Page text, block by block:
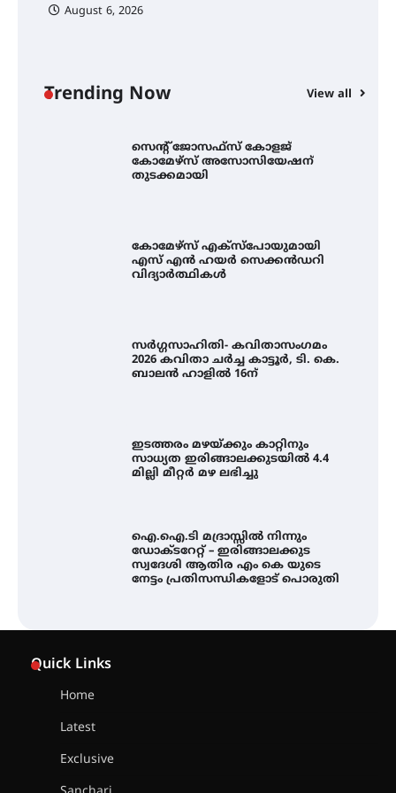
August 6, 2026
Trending Now View all
തുടക്കമായി
കോമേഴ്സ് എക്സ്പോയുമായി
എസ് എൻ ഹയർ സെക്കൻഡറി
വിദ്യാർത്ഥികൾ
സർഗ്ഗസാഹിതി- കവിതാസംഗമം
2026 കവിതാ ചർച്ച കാട്ടൂർ, ടി. കെ.
ബാലൻ ഹാളിൽ 16ന്
ഇടത്തരം മഴയ്ക്കും കാറ്റിനും
സാധ്യത ഇരിങ്ങാലക്കുടയിൽ 4.4
മില്ലി മീറ്റർ മഴ ലഭിച്ചു
ഐ.ഐ.ടി മദ്രാസ്സിൽ നിന്നും
ഡോക്ടറേറ്റ് – ഇരിങ്ങാലക്കുട
സ്വദേശി ആതിര എം കെ യുടെ
ട്യുണീഷ്യൻ ചിത്രം ” ദി വോയിസ്
ഓഫ് ഹിന്ദ് റജബ് ” ഇരിങ്ങാലക്കുട
ഫിലിം സൊസൈറ്റി ആഗസ്റ്റ് 7
വെള്ളിയാഴ്ച സ്‌ക്രീൻ ചെയ്യുന്നു
Quick Links
Home
Latest
Exclusive